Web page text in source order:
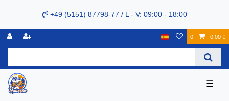
+49 (5151) 87798-77 / L - V: 09:00 - 18:00
0 0,00 €
☰